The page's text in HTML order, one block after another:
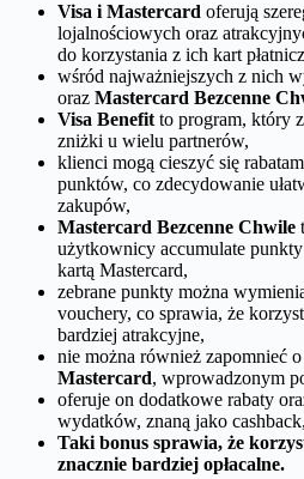
Visa i Mastercard oferują
lojalnościowych oraz
do korzystania z ich kart
wśród najważniejszych z nich
oraz Mastercard Bezcenne
Visa Benefit to program, który
zniżki u wielu partnerów,
klienci mogą cieszyć się
punktów, co zdecydowanie
zakupów,
Mastercard Bezcenne Chwile
użytkownicy accumulate
kartą Mastercard,
zebrane punkty można
vouchery, co sprawia, że
bardziej atrakcyjne,
nie można również zapomnieć
Mastercard, wprowadzonym
oferuje on dodatkowe rabaty
wydatków, znaną jako cashback,
Taki bonus sprawia, że
znacznie bardziej opłacalne.